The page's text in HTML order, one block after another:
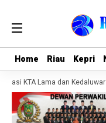
Home Riau Kepri
Home Riau Kepri
KTA Lama dan